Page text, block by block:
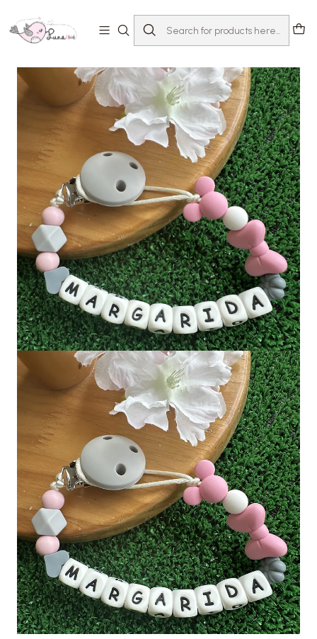
Acessórios
Prende-chupeta
Prende-Chupeta Mordedor silicone Rose | com nome